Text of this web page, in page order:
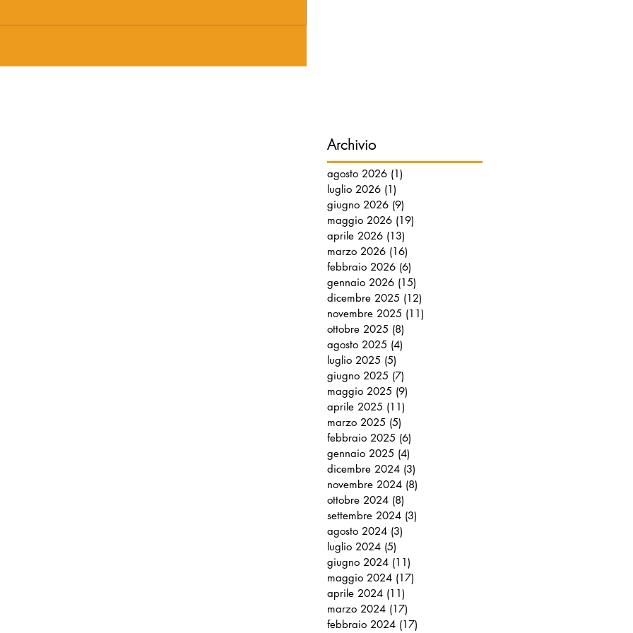
Archivio
agosto 2026 (1)
luglio 2026 (1)
giugno 2026 (9)
maggio 2026 (19)
aprile 2026 (13)
marzo 2026 (16)
febbraio 2026 (6)
gennaio 2026 (15)
dicembre 2025 (12)
novembre 2025 (11)
ottobre 2025 (8)
agosto 2025 (4)
luglio 2025 (5)
giugno 2025 (7)
maggio 2025 (9)
aprile 2025 (11)
marzo 2025 (5)
febbraio 2025 (6)
gennaio 2025 (4)
dicembre 2024 (3)
novembre 2024 (8)
ottobre 2024 (8)
settembre 2024 (3)
agosto 2024 (3)
luglio 2024 (5)
giugno 2024 (11)
maggio 2024 (17)
aprile 2024 (11)
marzo 2024 (17)
febbraio 2024 (17)